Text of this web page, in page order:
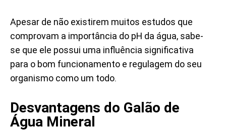
Apesar de não existirem muitos estudos que
comprovam a importância do pH da água, sabe-
se que ele possui uma influência significativa
para o bom funcionamento e regulagem do seu
organismo como um todo.
Desvantagens do Galão de
Água Mineral